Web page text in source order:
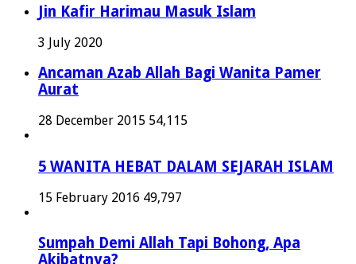
Jin Kafir Harimau Masuk Islam
3 July 2020
Ancaman Azab Allah Bagi Wanita Pamer
Aurat
28 December 2015 54,115
5 WANITA HEBAT DALAM SEJARAH ISLAM
15 February 2016 49,797
Sumpah Demi Allah Tapi Bohong, Apa
Akibatnya?